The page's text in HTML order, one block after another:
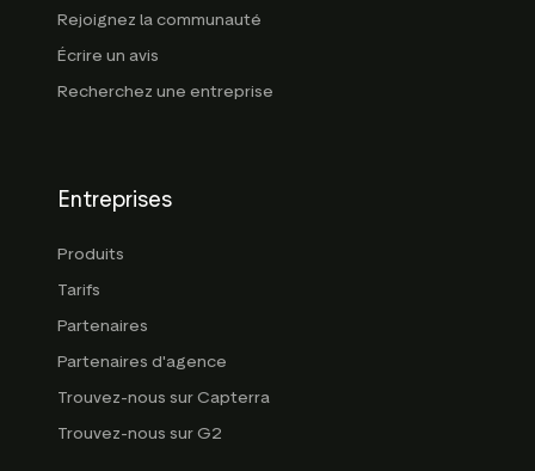
Rejoignez la communauté
Écrire un avis
Recherchez une entreprise
Entreprises
Produits
Tarifs
Partenaires
Partenaires d'agence
Trouvez-nous sur Capterra
Trouvez-nous sur G2